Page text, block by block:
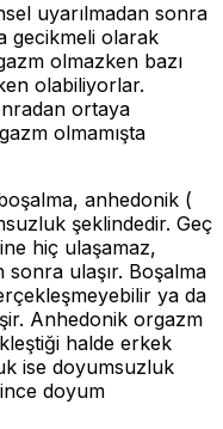
uyarılmadan sonra
gecikmeli olarak
olmazken bazı
olabiliyorlar.
ortaya
olmamışta
anhedonik (
şeklindedir. Geç
hiç ulaşamaz,
ulaşır. Boşalma
ya da
Anhedonik orgazm
halde erkek
ise doyumsuzluk
doyum